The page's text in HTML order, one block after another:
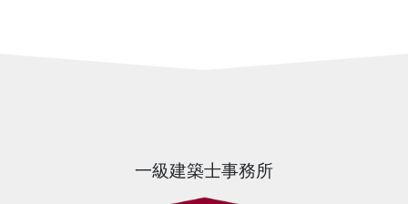
一級建築士事務所